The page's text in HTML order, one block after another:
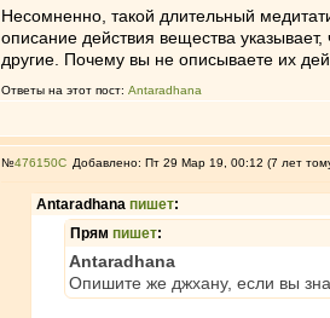
Несомненно, такой длительный
описание действия вещества
другие. Почему вы не описываете их
Ответы на этот пост: Antaradhana
№476150 Добавлено: Пт 29 Мар 19, 00:12 (7 лет
Antaradhana пишет:
Прям пишет:
Antaradhana
Опишите же джхану, если вы